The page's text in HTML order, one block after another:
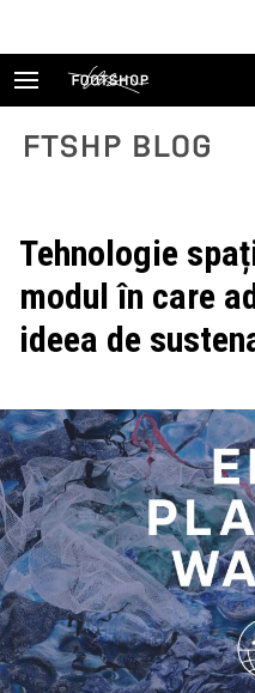
FTSHP blog
Tehnologie
modul în care
ideea de